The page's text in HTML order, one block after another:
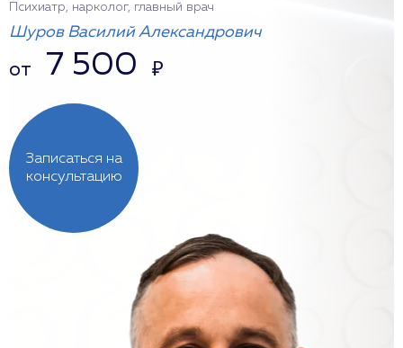
Записаться на
консультацию
Психиатр, нарколог, главный врач
Шуров Василий Александрович
от 7 500 ₽